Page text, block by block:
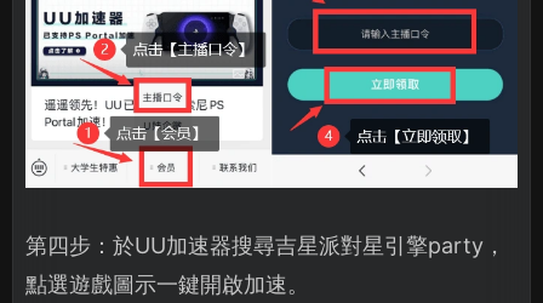
第四步：於UU加速器搜尋吉星派對星引擎party，
點選遊戲圖示一鍵開啟加速。